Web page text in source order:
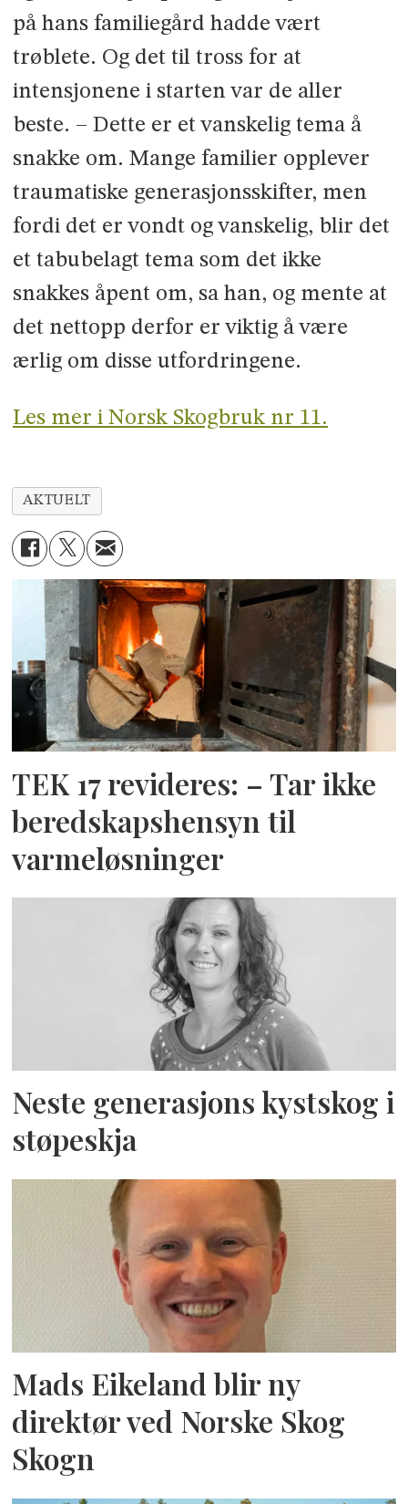
på hans familiegård hadde vært
trøblete. Og det til tross for at
intensjonene i starten var de aller
beste. – Dette er et vanskelig tema å
snakke om. Mange familier opplever
traumatiske gene­rasjonsskifter, men
fordi det er vondt og vanskelig, blir det
et tabubelagt tema som det ikke
snakkes åpent om, sa han, og mente at
det nettopp derfor er viktig å være
ærlig om disse utfordringene.
Les mer i Norsk Skogbruk nr 11.
AKTUELT
TEK 17 revideres: – Tar ikke
beredskapshensyn til
varmeløsninger
Neste generasjons kystskog i
støpeskja
Mads Eikeland blir ny
direktør ved Norske Skog
Skogn